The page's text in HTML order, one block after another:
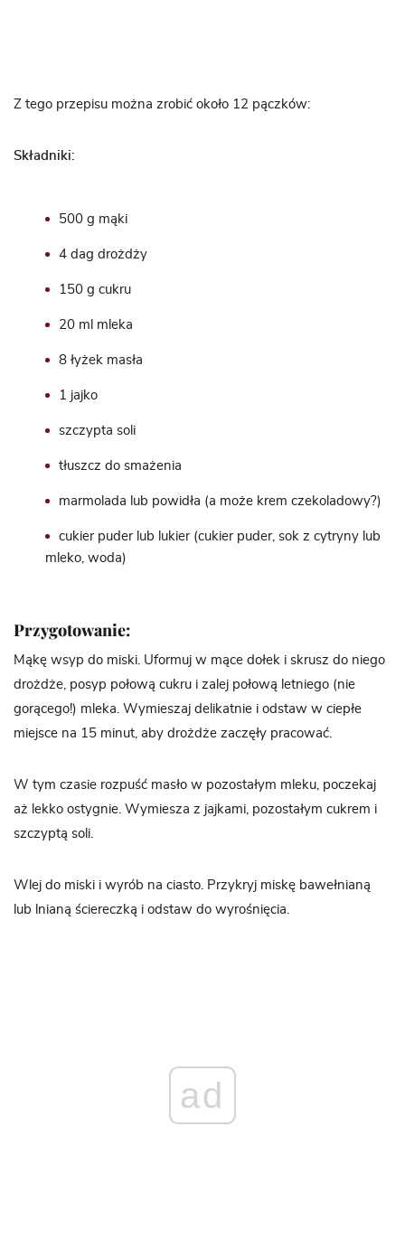
Z tego przepisu można zrobić około 12 pączków:
Składniki:
500 g mąki
4 dag drożdży
150 g cukru
20 ml mleka
8 łyżek masła
1 jajko
szczypta soli
tłuszcz do smażenia
marmolada lub powidła (a może krem czekoladowy?)
cukier puder lub lukier (cukier puder, sok z cytryny lub
mleko, woda)
Przygotowanie:
Mąkę wsyp do miski. Uformuj w mące dołek i skrusz do niego
drożdże, posyp połową cukru i zalej połową letniego (nie
gorącego!) mleka. Wymieszaj delikatnie i odstaw w ciepłe
miejsce na 15 minut, aby drożdże zaczęły pracować.
W tym czasie rozpuść masło w pozostałym mleku, poczekaj
aż lekko ostygnie. Wymiesza z jajkami, pozostałym cukrem i
szczyptą soli.
Wlej do miski i wyrób na ciasto. Przykryj miskę bawełnianą
lub lnianą ściereczką i odstaw do wyrośnięcia.
ad